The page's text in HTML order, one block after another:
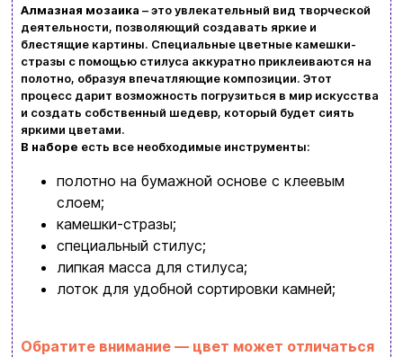
Алмазная мозаика – это увлекательный вид творческой
деятельности, позволяющий создавать яркие и
блестящие картины. Специальные цветные камешки-
стразы с помощью стилуса аккуратно приклеиваются на
полотно, образуя впечатляющие композиции. Этот
процесс дарит возможность погрузиться в мир искусства
и создать собственный шедевр, который будет сиять
яркими цветами.
В наборе есть все необходимые инструменты:
полотно на бумажной основе с клеевым
слоем;
камешки-стразы;
специальный стилус;
липкая масса для стилуса;
лоток для удобной сортировки камней;
Обратите внимание — цвет может отличаться
Доставка и оплата
Новости и статьи
Возврат и обмен товаров
Политика конфиденциальности
+380996393746
+380634324164
Заказать звонок
Ваша корзина сейчас пуста
вы обязательно найдете что-нибудь